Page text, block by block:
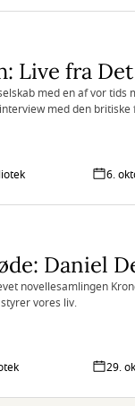
Live fra
med en af vor tids
med den
6.
Daniel
novellesamlingen
vores liv.
29.